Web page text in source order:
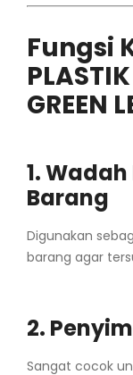
Fungsi
GREEN
1.
Barang
Digunakan
barang agar
2.
Sangat cocok